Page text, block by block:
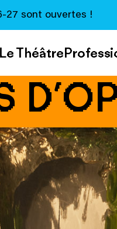
27 sont ouvertes !
Le Théâtre